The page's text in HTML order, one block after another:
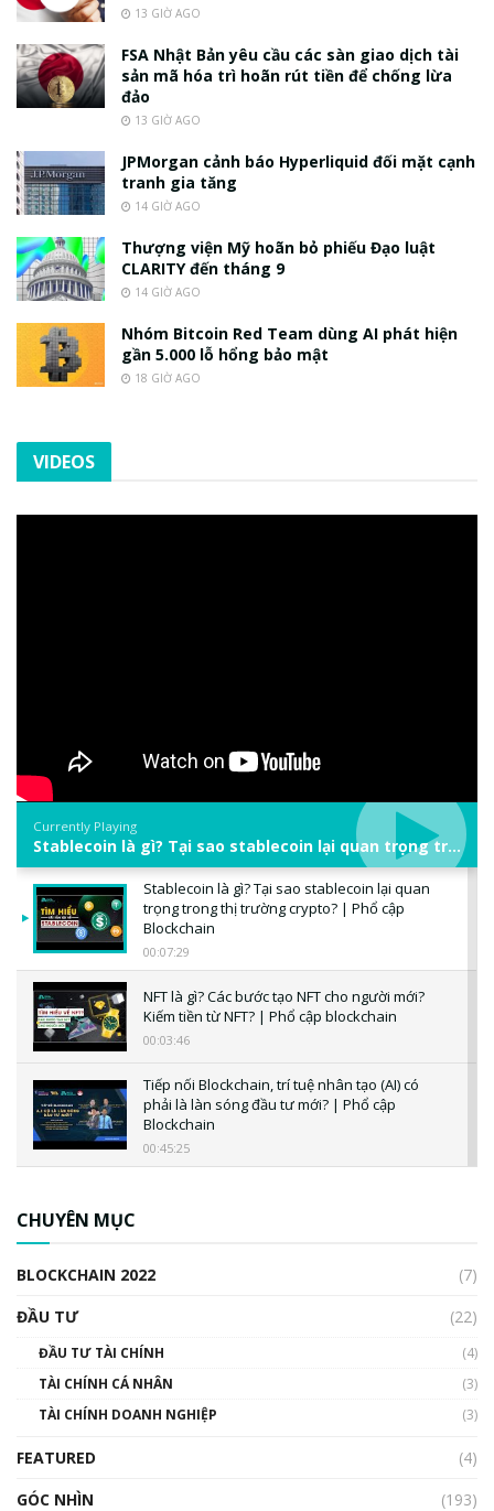
13 GIỜ AGO
FSA Nhật Bản yêu cầu các sàn giao dịch tài
sản mã hóa trì hoãn rút tiền để chống lừa
đảo
13 GIỜ AGO
JPMorgan cảnh báo Hyperliquid đối mặt cạnh
tranh gia tăng
14 GIỜ AGO
Thượng viện Mỹ hoãn bỏ phiếu Đạo luật
CLARITY đến tháng 9
14 GIỜ AGO
Nhóm Bitcoin Red Team dùng AI phát hiện
gần 5.000 lỗ hổng bảo mật
18 GIỜ AGO
VIDEOS
Currently Playing
Stablecoin là gì? Tại sao stablecoin lại quan trọng trong thị trường crypto? | Phổ cập Blockchain
Stablecoin là gì? Tại sao stablecoin lại quan
trọng trong thị trường crypto? | Phổ cập
Blockchain
00:07:29
NFT là gì? Các bước tạo NFT cho người mới?
Kiếm tiền từ NFT? | Phổ cập blockchain
00:03:46
Tiếp nối Blockchain, trí tuệ nhân tạo (AI) có
phải là làn sóng đầu tư mới? | Phổ cập
Blockchain
00:45:25
00:02:14
Nhìn lại năm 2022: Những sự kiện ảnh hưởng
đến hệ sinh thái tiền mã hoá | Phổ cập
CHUYÊN MỤC
BLOCKCHAIN 2022
(7)
ĐẦU TƯ
(22)
ĐẦU TƯ TÀI CHÍNH
(4)
TÀI CHÍNH CÁ NHÂN
(3)
TÀI CHÍNH DOANH NGHIỆP
(3)
FEATURED
(4)
GÓC NHÌN
(193)